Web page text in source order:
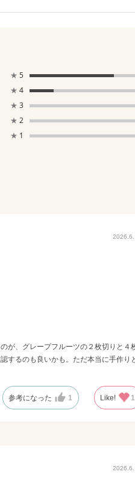
★ 5
★ 4
★ 3
★ 2
★ 1
が、グレープフルーツの２枚切りと４
するのも良いかも。ただ本当に手作り
参考になった 1 Like! 1